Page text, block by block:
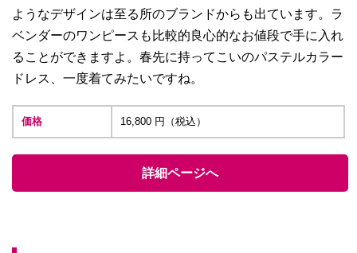
ようなデザインは至る所のブランドからも出ています。ラ
ベンダーのワンピースも比較的良心的なお値段で手に入れ
ることができますよ。春先に持ってこいのパステルカラー
ドレス、一度着てみたいですね。
価格 16,800 円（税込）
詳細ページへ